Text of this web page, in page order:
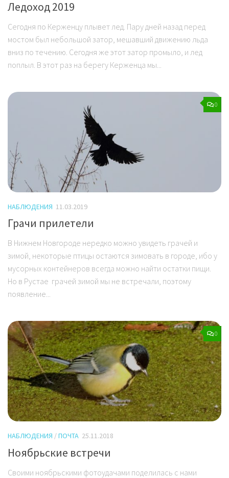
Ледоход 2019
Сегодня по Керженцу плывет лед. Пару дней назад перед
мостом был небольшой затор, мешавший движению льда
вниз по течению. Сегодня же этот затор промыло, и лед
поплыл. В этот раз на берегу Керженца мы...
0
НАБЛЮДЕНИЯ 11.03.2019
Грачи прилетели
В Нижнем Новгороде нередко можно увидеть грачей и
зимой, некоторые птицы остаются зимовать в городе, ибо у
мусорных контейнеров всегда можно найти остатки пищи.
Но в Рустае грачей зимой мы не встречали, поэтому
появление...
0
НАБЛЮДЕНИЯ /ПОЧТА 25.11.2018
Ноябрьские встречи
Своими ноябрьскими фотоудачами поделилась с нами